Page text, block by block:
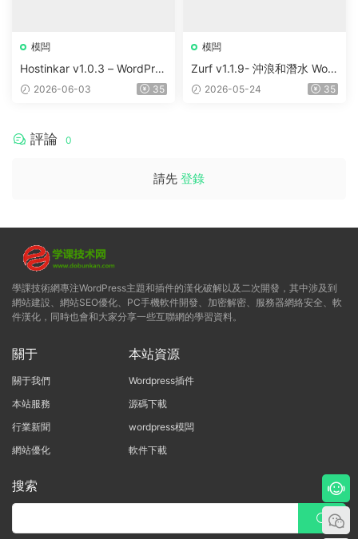
模闆
Hostinkar v1.0.3 – WordPres
s & WHMCS 主題
2026-06-03 35
模闆
Zurf v1.1.9- 沖浪和潛水 Wor
dPress主題
2026-05-24 35
評論 0
請先 登錄
學課技術網專注WordPress主題和插件的漢化破解以及二次開發，其中涉及到
網站建設、網站SEO優化、PC手機軟件開發、加密解密、服務器網絡安全、軟
件漢化，同時也會和大家分享一些互聯網的學習資料。
關于
關于我們
本站服務
行業新聞
網站優化
本站資源
Wordpress插件
源碼下載
wordpress模闆
軟件下載
搜索